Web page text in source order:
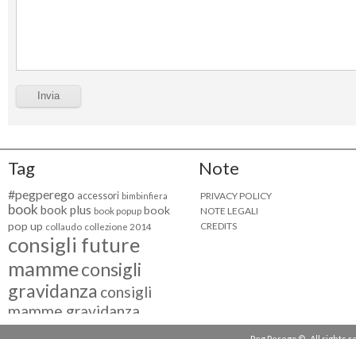
Tag
#pegperego accessori bimbinfiera
book book plus book popup book
pop up collaudo collezione 2014
consigli future
mammeconsigli
gravidanza consigli
mamme gravidanza
consigli maternità
Note
PRIVACY POLICY
NOTE LEGALI
CREDITS